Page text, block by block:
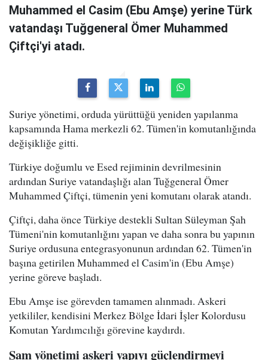
Muhammed el Casim (Ebu Amşe) yerine Türk
vatandaşı Tuğgeneral Ömer Muhammed
Çiftçi'yi atadı.
Suriye yönetimi, orduda yürüttüğü yeniden yapılanma
kapsamında Hama merkezli 62. Tümen'in komutanlığında
değişikliğe gitti.
Türkiye doğumlu ve Esed rejiminin devrilmesinin
ardından Suriye vatandaşlığı alan Tuğgeneral Ömer
Muhammed Çiftçi, tümenin yeni komutanı olarak atandı.
Çiftçi, daha önce Türkiye destekli Sultan Süleyman Şah
Tümeni'nin komutanlığını yapan ve daha sonra bu yapının
Suriye ordusuna entegrasyonunun ardından 62. Tümen'in
başına getirilen Muhammed el Casim'in (Ebu Amşe)
yerine göreve başladı.
Ebu Amşe ise görevden tamamen alınmadı. Askeri
yetkililer, kendisini Merkez Bölge İdari İşler Kolordusu
Komutan Yardımcılığı görevine kaydırdı.
Şam yönetimi askeri yapıyı güçlendirmeyi